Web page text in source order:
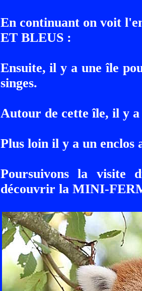
En continuant on voit
ET BLEUS :
Ensuite, il y a une île
singes.
Autour de cette île, il y
Plus loin il y a un enclos
Poursuivons la visite
découvrir la MINI-